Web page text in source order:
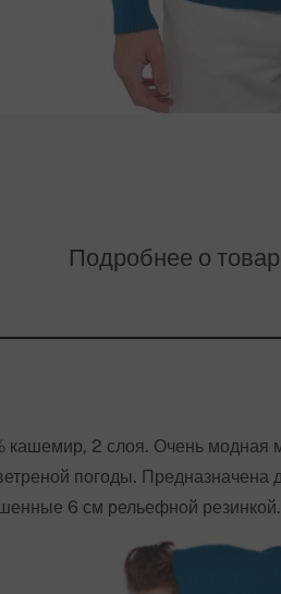
Подробнее о
кашемир, 2 слоя. Очень модная
погоды. Предназначена
6 см рельефной резинкой.